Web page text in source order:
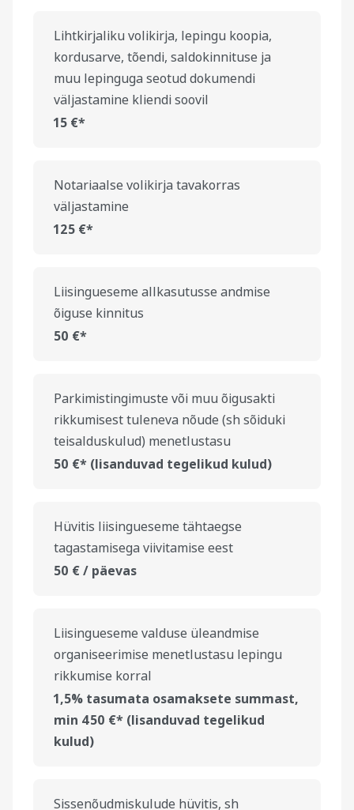
Lihtkirjaliku volikirja, lepingu koopia,
kordusarve, tõendi, saldokinnituse ja
muu lepinguga seotud dokumendi
väljastamine kliendi soovil
15 €*
Notariaalse volikirja tavakorras
väljastamine
125 €*
Liisingueseme allkasutusse andmise
õiguse kinnitus
50 €*
Parkimistingimuste või muu õigusakti
rikkumisest tuleneva nõude (sh sõiduki
teisalduskulud) menetlustasu
50 €* (lisanduvad tegelikud kulud)
Hüvitis liisingueseme tähtaegse
tagastamisega viivitamise eest
50 € / päevas
Liisingueseme valduse üleandmise
organiseerimise menetlustasu lepingu
rikkumise korral
1,5% tasumata osamaksete summast,
min 450 €* (lisanduvad tegelikud
kulud)
Sissenõudmiskulude hüvitis, sh